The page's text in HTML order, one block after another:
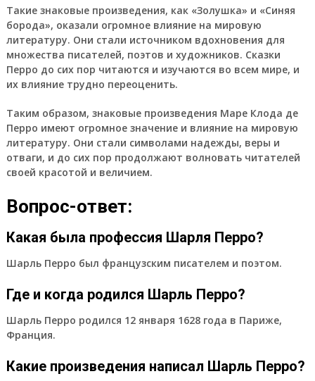
Такие знаковые произведения, как «Золушка» и «Синяя
борода», оказали огромное влияние на мировую
литературу. Они стали источником вдохновения для
множества писателей, поэтов и художников. Сказки
Перро до сих пор читаются и изучаются во всем мире, и
их влияние трудно переоценить.
Таким образом, знаковые произведения Маре Клода де
Перро имеют огромное значение и влияние на мировую
литературу. Они стали символами надежды, веры и
отваги, и до сих пор продолжают волновать читателей
своей красотой и величием.
Вопрос-ответ:
Какая была профессия Шарля Перро?
Шарль Перро был французским писателем и поэтом.
Где и когда родился Шарль Перро?
Шарль Перро родился 12 января 1628 года в Париже,
Франция.
Какие произведения написал Шарль Перро?